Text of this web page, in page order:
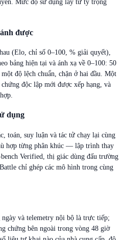
Mức độ sử dụng lấy từ tỷ trọng
được
(Elo, chỉ số 0–100, % giải quyết),
bảng hiện tại và ánh xạ về 0–100: 50
độ lệch chuẩn, chặn ở hai đầu. Một
độc lập mới được xếp hạng, và
dụng
toán, suy luận và tác tử chạy lại cùng
hợp từng phân khúc — lập trình thay
Verified, thị giác dùng đấu trường
chỉ ghép các mô hình trong cùng
và telemetry nội bộ là trực tiếp;
chứng bên ngoài trong vòng 48 giờ